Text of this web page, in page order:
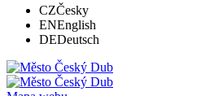
CZČesky
ENEnglish
DEDeutsch